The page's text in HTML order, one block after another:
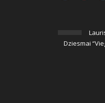
Dziesmai